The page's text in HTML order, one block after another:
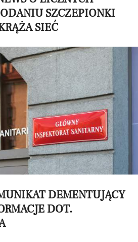
SZCZEPIONKI
SIEĆ
DEMENTUJĄCY
DOT.